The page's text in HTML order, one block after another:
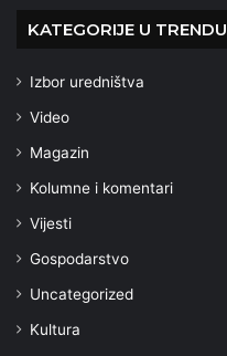
KATEGORIJE U TRENDU
Izbor uredništva
Video
Magazin
Kolumne i komentari
Vijesti
Gospodarstvo
Uncategorized
Kultura